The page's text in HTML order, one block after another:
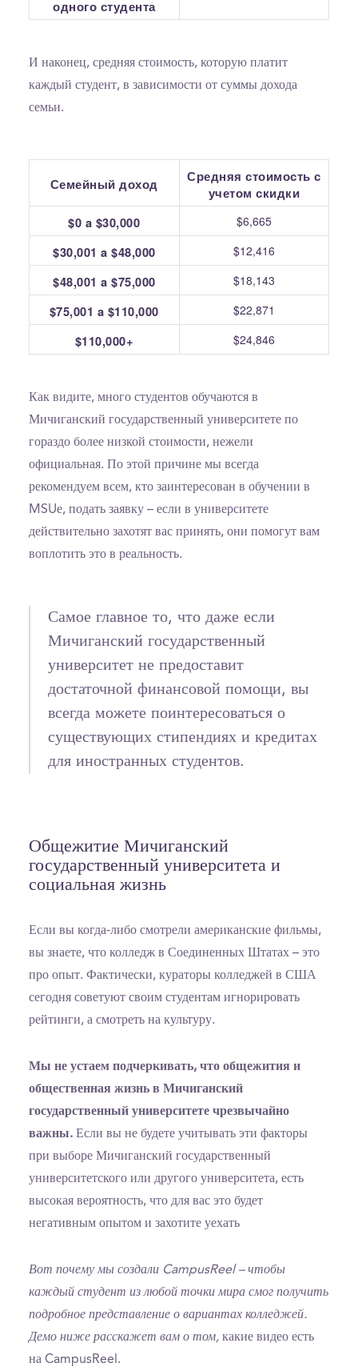
одного студента
И наконец, средняя стоимость, которую платит
каждый студент, в зависимости от суммы дохода
семьи.
Семейный доход
Средняя стоимость с
учетом скидки
$0 a $30,000
$6,665
$30,001 a $48,000 $12,416
$48,001 a $75,000 $18,143
$75,001 a $110,000 $22,871
$110,000+ $24,846
Как видите, много студентов обучаются в
Мичиганский государственный университете по
гораздо более низкой стоимости, нежели
официальная. По этой причине мы всегда
рекомендуем всем, кто заинтересован в обучении в
MSUе, подать заявку – если в университете
действительно захотят вас принять, они помогут вам
воплотить это в реальность.
Самое главное то, что даже если
Мичиганский государственный
университет не предоставит
достаточной финансовой помощи, вы
всегда можете поинтересоваться о
существующих стипендиях и кредитах
для иностранных студентов.
Общежитие Мичиганский
государственный университета и
социальная жизнь
Если вы когда-либо смотрели американские фильмы,
вы знаете, что колледж в Соединенных Штатах – это
про опыт. Фактически, кураторы колледжей в США
сегодня советуют своим студентам игнорировать
рейтинги, а смотреть на культуру.
Мы не устаем подчеркивать, что общежития и
общественная жизнь в Мичиганский
государственный университете чрезвычайно
важны. Если вы не будете учитывать эти факторы
при выборе Мичиганский государственный
университетского или другого университета, есть
высокая вероятность, что для вас это будет
негативным опытом и захотите уехать
Вот почему мы создали CampusReel – чтобы
каждый студент из любой точки мира смог получить
подробное представление о вариантах колледжей.
Демо ниже расскажет вам о том, какие видео есть
на CampusReel.